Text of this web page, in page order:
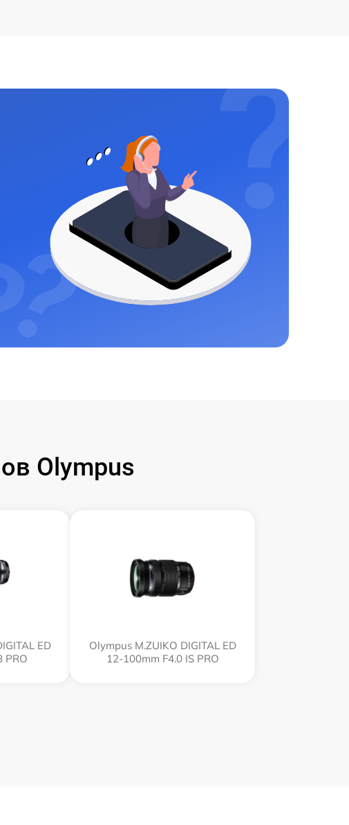
Olympus
ED
PRO
Olympus M.ZUIKO DIGITAL ED
12‑100mm F4.0 IS PRO